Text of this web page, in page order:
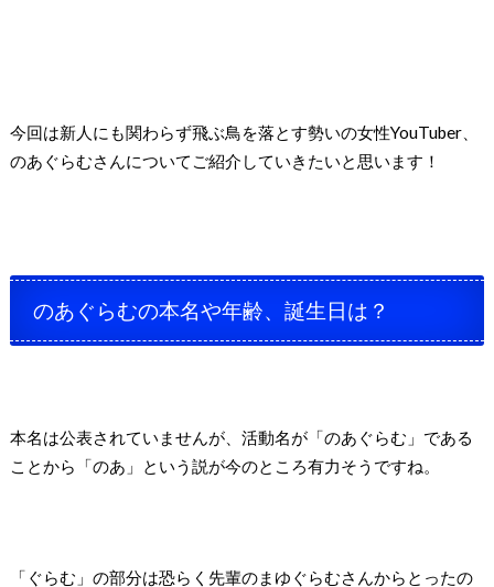
今回は新人にも関わらず飛ぶ鳥を落とす勢いの女性YouTuber、
のあぐらむさんについてご紹介していきたいと思います！
のあぐらむの本名や年齢、誕生日は？
本名は公表されていませんが、活動名が「のあぐらむ」である
ことから「のあ」という説が今のところ有力そうですね。
「ぐらむ」の部分は恐らく先輩のまゆぐらむさんからとったの